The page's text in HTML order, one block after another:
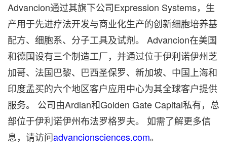
Advancion通过其旗下公司Expression Systems，生
产用于先进疗法开发与商业化生产的创新细胞培养基
配方、细胞系、分子工具及试剂。 Advancion在美国
和德国设有三个制造工厂，并通过位于伊利诺伊州芝
加哥、法国巴黎、巴西圣保罗、新加坡、中国上海和
印度孟买的六个地区客户应用中心为其全球客户提供
服务。 公司由Ardian和Golden Gate Capital私有，总
部位于伊利诺伊州布法罗格罗夫。 如需了解更多信
息，请访问advancionsciences.com。